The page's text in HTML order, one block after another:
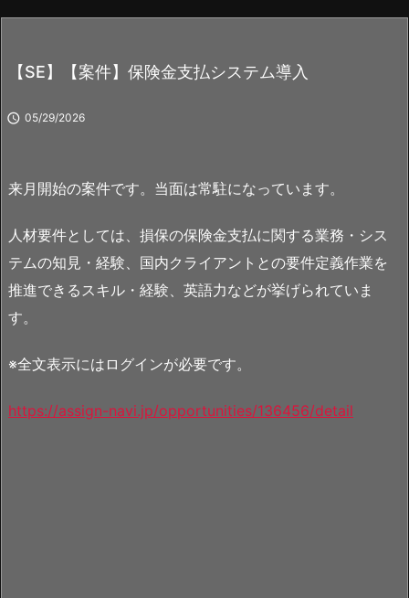
【SE】【案件】保険金支払システム導入
 05/29/2026
来月開始の案件です。当面は常駐になっています。
人材要件としては、損保の保険金支払に関する業務・シス
テムの知見・経験、国内クライアントとの要件定義作業を
推進できるスキル・経験、英語力などが挙げられていま
す。
※全文表示にはログインが必要です。
https://assign-navi.jp/opportunities/136456/detail